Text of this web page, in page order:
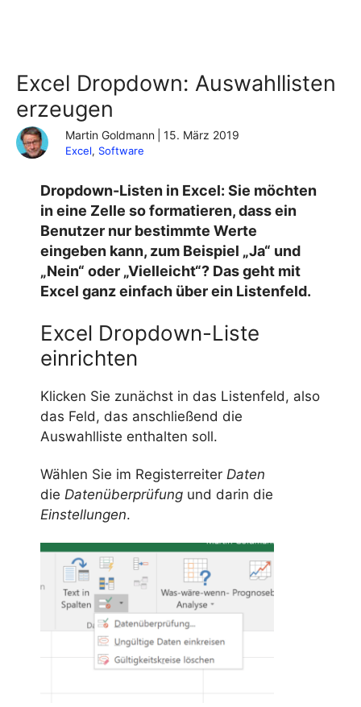
Excel Dropdown: Auswahllisten
erzeugen
Martin Goldmann 15. März 2019
Excel, Software
Dropdown-Listen in Excel: Sie möchten
in eine Zelle so formatieren, dass ein
Benutzer nur bestimmte Werte
eingeben kann, zum Beispiel „Ja“ und
„Nein“ oder „Vielleicht“? Das geht mit
Excel ganz einfach über ein Listenfeld.
Excel Dropdown-Liste
einrichten
Klicken Sie zunächst in das Listenfeld, also
das Feld, das anschließend die
Auswahlliste enthalten soll.
Wählen Sie im Registerreiter Daten
die Datenüberprüfung und darin die
Einstellungen.